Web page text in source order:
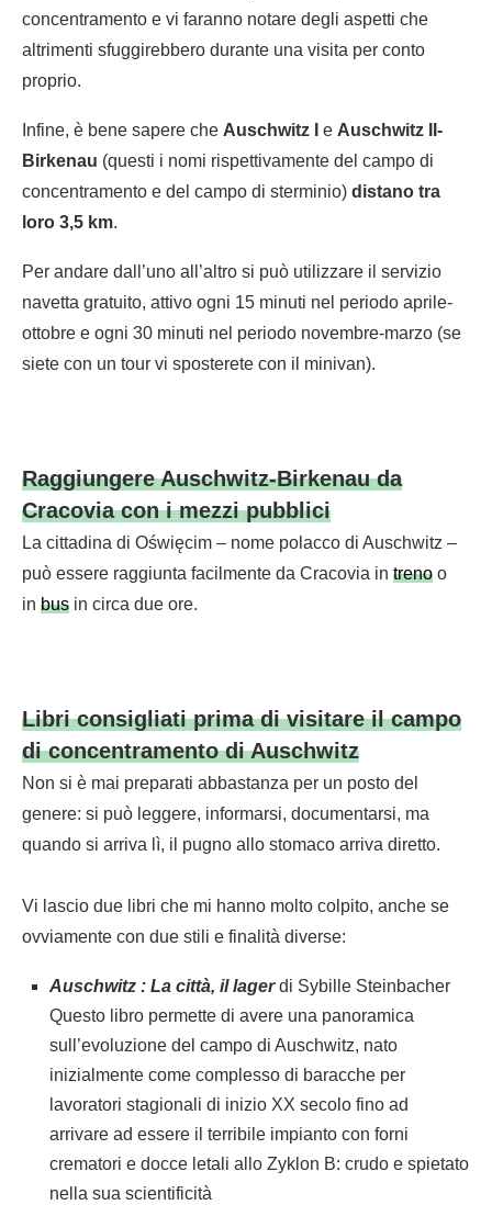
concentramento e vi faranno notare degli aspetti che
altrimenti sfuggirebbero durante una visita per conto
proprio.
Infine, è bene sapere che Auschwitz I e Auschwitz II-
Birkenau (questi i nomi rispettivamente del campo di
concentramento e del campo di sterminio) distano tra
loro 3,5 km.
Per andare dall’uno all’altro si può utilizzare il servizio
navetta gratuito, attivo ogni 15 minuti nel periodo aprile-
ottobre e ogni 30 minuti nel periodo novembre-marzo (se
siete con un tour vi sposterete con il minivan).
Raggiungere Auschwitz-Birkenau da
Cracovia con i mezzi pubblici
La cittadina di Oświęcim – nome polacco di Auschwitz –
può essere raggiunta facilmente da Cracovia in treno o
in bus in circa due ore.
Libri consigliati prima di visitare il campo
di concentramento di Auschwitz
Non si è mai preparati abbastanza per un posto del
genere: si può leggere, informarsi, documentarsi, ma
quando si arriva lì, il pugno allo stomaco arriva diretto.
Vi lascio due libri che mi hanno molto colpito, anche se
ovviamente con due stili e finalità diverse:
Auschwitz : La città, il lagerdi Sybille Steinbacher
Questo libro permette di avere una panoramica
sull’evoluzione del campo di Auschwitz, nato
inizialmente come complesso di baracche per
lavoratori stagionali di inizio XX secolo fino ad
arrivare ad essere il terribile impianto con forni
crematori e docce letali allo Zyklon B: crudo e spietato
nella sua scientificità